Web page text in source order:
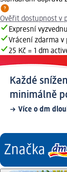
Ověřit dostupnost v
Expresní
Vrácení zdarma v
25 Kč = 1 dm
Každé
minimálně
Více o dm